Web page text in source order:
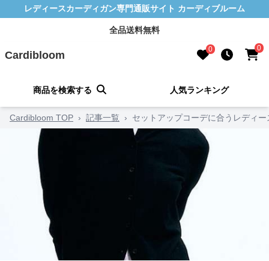
レディースカーディガン専門通販サイト カーディブルーム
全品送料無料
Cardibloom 0 0
商品を検索する 人気ランキング
Cardibloom TOP › 記事一覧 › セットアップコーデに合うレディ